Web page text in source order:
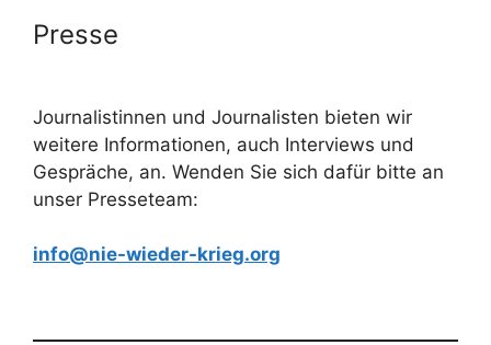
Presse
Journalistinnen und Journalisten bieten wir
weitere Informationen, auch Interviews und
Gespräche, an. Wenden Sie sich dafür bitte an
unser Presseteam:
info@nie-wieder-krieg.org